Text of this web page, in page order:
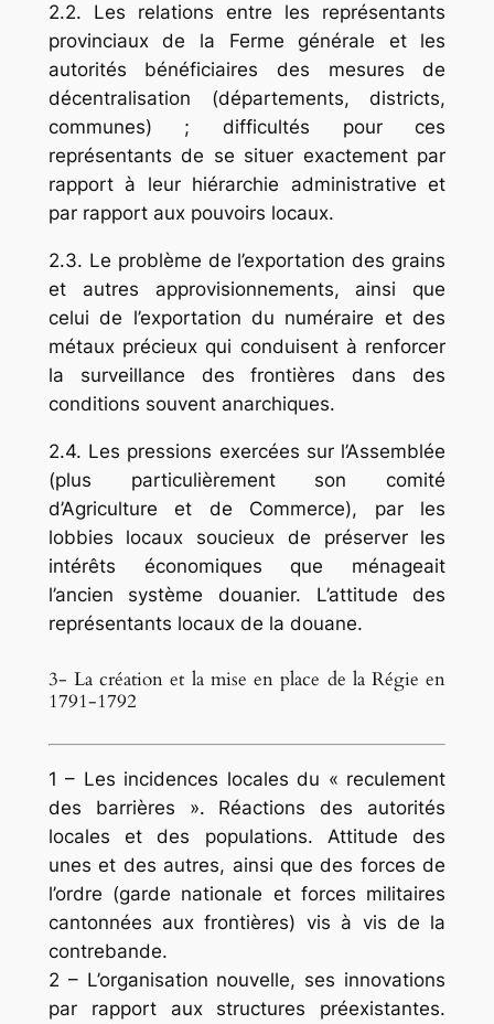
2.2. Les relations entre les représentants
provinciaux de la Ferme générale et les
autorités bénéficiaires des mesures de
décentralisation (départements, districts,
com­munes) ; difficultés pour ces
représentants de se situer exactement par
rapport à leur hiérarchie administrative et
par rapport aux pouvoirs locaux.
2.3. Le problème de l’exportation des grains
et autres approvisionnements, ainsi que
celui de l’exportation du numéraire et des
métaux précieux qui conduisent à renforcer
la surveil­lance des frontières dans des
conditions souvent anarchiques.
2.4. Les pressions exercées sur l’Assemblée
(plus particulièrement son comité
d’Agriculture et de Commerce), par les
lobbies locaux soucieux de préserver les
intérêts économiques que ména­geait
l’ancien système douanier. L’attitude des
représentants locaux de la douane.
3- La création et la mise en place de la Régie en
1791-1792
1 – Les incidences locales du « reculement
des barrières ». Réactions des autorités
locales et des populations. Attitude des
unes et des autres, ainsi que des forces de
l’ordre (garde nationale et forces militaires
cantonnées aux frontières) vis à vis de la
contrebande.
2 – L’organisation nouvelle, ses innovations
par rapport aux structures préexistantes.